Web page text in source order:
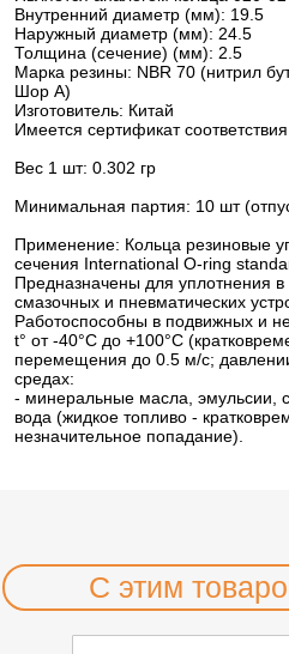
Внутренний диаметр (мм): 19.5
Наружный диаметр (мм): 24.5
Толщина (сечение) (мм): 2.5
Марка резины: NBR 70 (нитрил
Шор А)
Изготовитель: Китай
Имеется сертификат соответствия
Вес 1 шт: 0.302 гр
Минимальная партия: 10 шт
Применение: Кольца резиновые
сечения International O-ring
Предназначены для уплотнения в
смазочных и пневматических
Работоспособны в подвижных и
t° от -40°С до +100°С
перемещения до 0.5 м/с;
средах:
- минеральные масла, эмульсии,
вода (жидкое топливо -
незначительное попадание).
С этим